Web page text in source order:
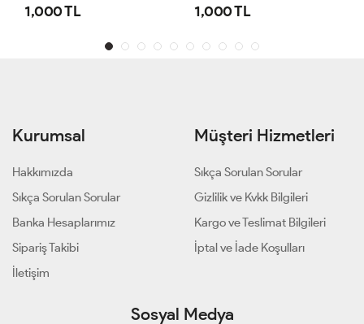
1,000 TL 1,000 TL
Kurumsal
Hakkımızda
Sıkça Sorulan Sorular
Banka Hesaplarımız
Sipariş Takibi
İletişim
Müşteri Hizmetleri
Sıkça Sorulan Sorular
Gizlilik ve Kvkk Bilgileri
Kargo ve Teslimat Bilgileri
İptal ve İade Koşulları
Sosyal Medya